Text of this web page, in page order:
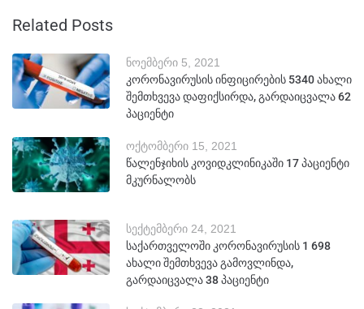
Related Posts
ნოემბერი 5, 2021
კორონავირუსის ინფიცირების 5340 ახალი
შემთხვევა დაფიქსირდა, გარდაიცვალა 62
პაციენტი
ოქტომბერი 15, 2021
წალენჯიხის კოვიდკლინიკაში 17 პაციენტი
მკურნალობს
სექტემბერი 24, 2021
საქართველოში კორონავირუსის 1 698
ახალი შემთხვევა გამოვლინდა,
გარდაიცვალა 38 პაციენტი